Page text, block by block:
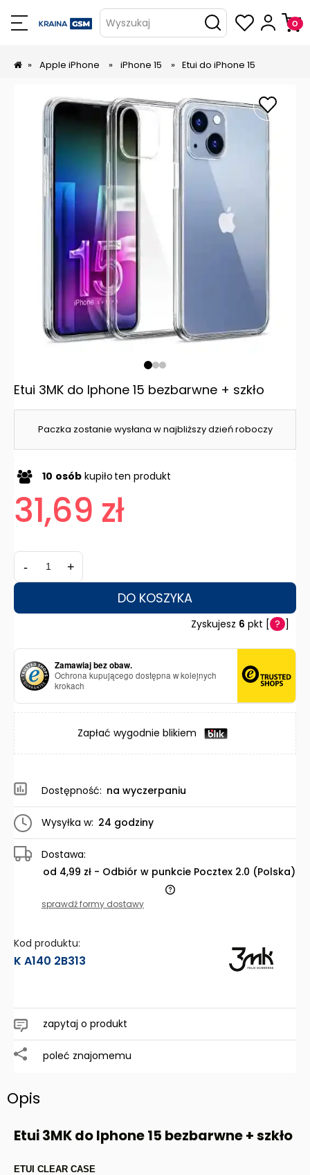
Wyszukaj
» Apple iPhone » iPhone 15 » Etui do iPhone 15
Paczka zostanie wysłana w najbliższy dzień roboczy
Etui 3MK do Iphone 15 bezbarwne + szkło
10 osób kupiło ten produkt
31,69 zł
- +
DO KOSZYKA
Zyskujesz 6 pkt [ ? ]
Zamawiaj bez obaw.
Ochrona kupującego dostępna w kolejnych
krokach
Zapłać wygodnie blikiem
Dostępność: na wyczerpaniu
Wysyłka w: 24 godziny
Dostawa:
od 4,99 zł - Odbiór w punkcie Pocztex 2.0 (Polska)
Cena nie zawiera ewentualnych kosztów płatności
sprawdź formy dostawy
Kod produktu:
K A140 2B313
zapytaj o produkt
poleć znajomemu
Opis
Etui 3MK do Iphone 15 bezbarwne + szkło
ETUI CLEAR CASE